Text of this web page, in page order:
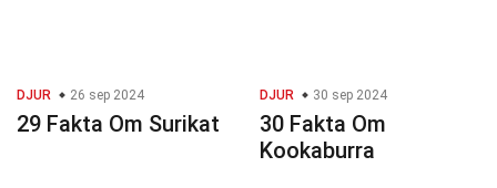
DJUR 26 sep 2024
29 Fakta Om Surikat
DJUR 30 sep 2024
30 Fakta Om
Kookaburra